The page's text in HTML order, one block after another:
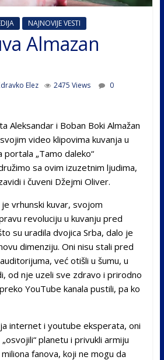
NAJNOVIJE VESTI
Almazan
Elez 2475 Views
0
Aleksandar i Boban Boki Almažan
video klipovima kuvanja u
portala „Tamo daleko“
sa ovim izuzetnim ljudima,
i čuveni Džejmi Oliver.
vrhunski kuvar, svojom
revoluciju u kuvanju pred
su uradila dvojica Srba, dalo je
dimenziju. Oni nisu stali pred
već otišli u šumu, u
od nje uzeli sve zdravo i prirodno
YouTube kanala pustili, pa ko
internet i youtube eksperata, oni
planetu i privukli armiju
fanova, koji ne mogu da